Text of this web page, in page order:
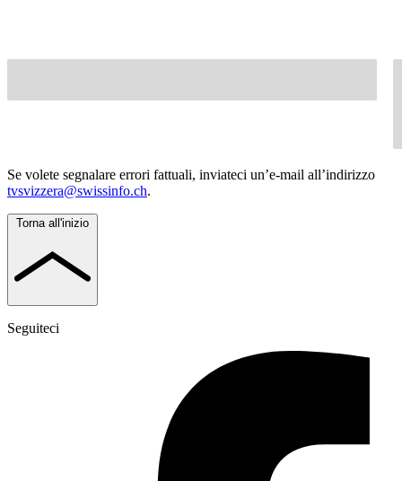
Se volete segnalare errori fattuali, inviateci un’e-mail all’indirizzo
tvsvizzera@swissinfo.ch.
Torna all'inizio
Seguiteci